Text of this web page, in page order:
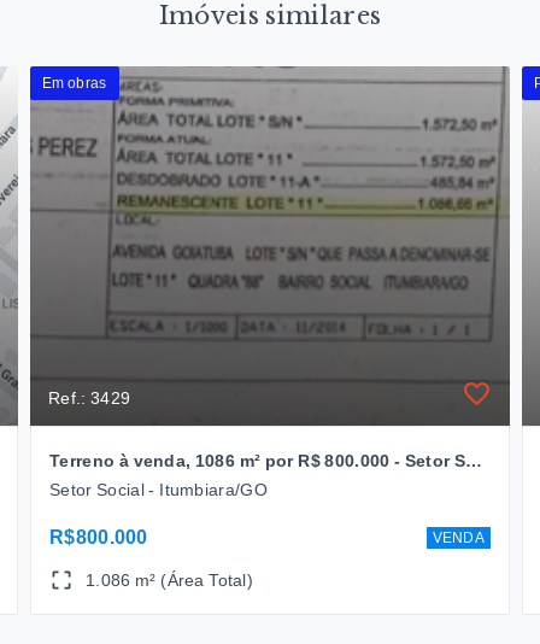
Imóveis similares
Em obras
Ref.: 3429
Terreno à venda, 1086 m² por R$ 800.000 - Setor Social - Itumbiara/GO
Setor Social - Itumbiara/GO
R$800.000 VENDA
1.086 m² (Área Total)